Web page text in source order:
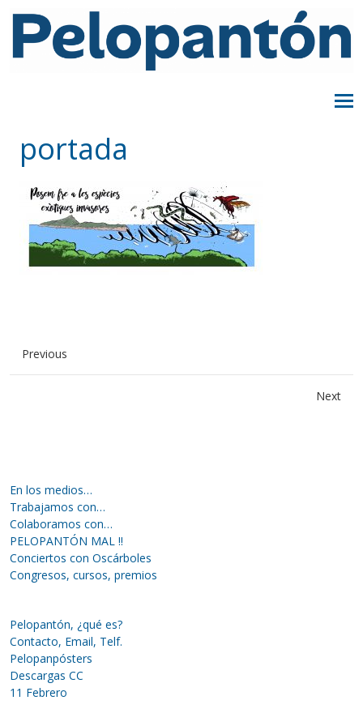
portada
Previous
Next
En los medios…
Trabajamos con…
Colaboramos con…
PELOPANTÓN MAL !!
Conciertos con Oscárboles
Congresos, cursos, premios
Pelopantón, ¿qué es?
Contacto, Email, Telf.
Pelopanpósters
Descargas CC
11 Febrero